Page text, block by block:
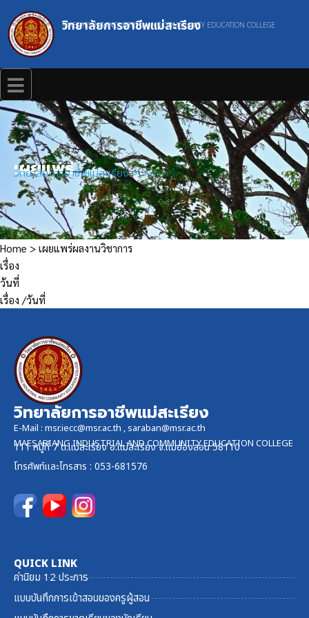
วิทยาลัยการอาชีพแม่สะเรียง
MAESARIANG INDUSTRIAL AND COMMUNITY EDUCATION COLLEGE
เผยแพร่
วิทยาลัยการอาชีพแม่สะเรียง>เผยแพร่
Home > เผยแพร่ผลงานวิชาการ
เรื่อง
วันที่
เรื่อง /วันที่
วิทยาลัยการอาชีพแม่สะเรียง
E-Mail : msr.iecc@msr.ac.th ,saraban@msr.ac.th
MAESARIANG INDUSTRIAL AND COMMUNITY EDUCATION COLLEGE
111 หมู่ที่ 7 ต.แม่สะเรียง อ.แม่สะเรียง จ.แม่ฮ่องสอน 58110
โทรศัพท์และโทรสาร : 053-681576
QUICK LINK
ค่านิยม 12 ประการ
แบบบันทึกการเข้าสอนของครูผู้สอน